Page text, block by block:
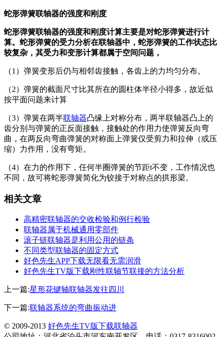
蛇形弹簧联轴器的强度和刚度
蛇形弹簧联轴器的强度和刚度计算主要是对蛇形弹簧进行计
算。蛇形弹簧的受力分析在联轴器中，蛇形弹簧的工作状态比
较复杂，其受力和变形计算都属于空间问题，
（1）弹簧变形后仍与相邻齿接触，各齿上的力均匀分布。
（2）弹簧的截面尺寸比其所在的圆柱体半径小得多，故近似
按平面问题来计算
（3）弹簧在两半联轴器凸缘上对称分布，两半联轴器凸上的
齿分别与弹簧的正反面接触，接触处的作用力使弹簧反向弯
曲，在两反向弯曲弹簧的对称面上弹簧仅受剪力和拉伸（或压
缩）力作用，没有弯矩。
（4）在力的作用下，任何半圈弹簧的节距t不变，工作情况也
不同，故可将蛇形弹簧简化为铰接于对称点的拱形梁。
相关文章
高精密联轴器的交收检验和例行检验
联轴器属于机械通用零部件
滚子链联轴器是利用公用的链条
不同类型联轴器的固定方式
好色先生APP下载无限看无需润滑
好色先生TV版下载刚性联轴节联接的方法分析
上一篇:星形花键轴联轴器发往四川
下一篇:联轴器系统的弯曲振动进
© 2009-2013 好色先生TV版下载联轴器